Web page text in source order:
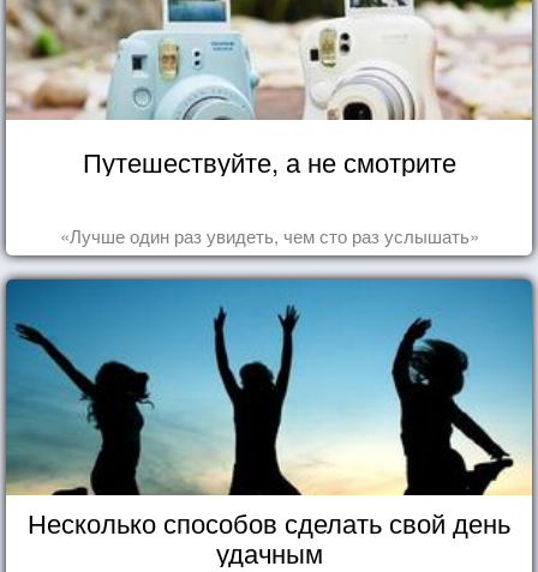
Путешествуйте, а не смотрите
«Лучше один раз увидеть, чем сто раз услышать»
Несколько способов сделать свой день
удачным